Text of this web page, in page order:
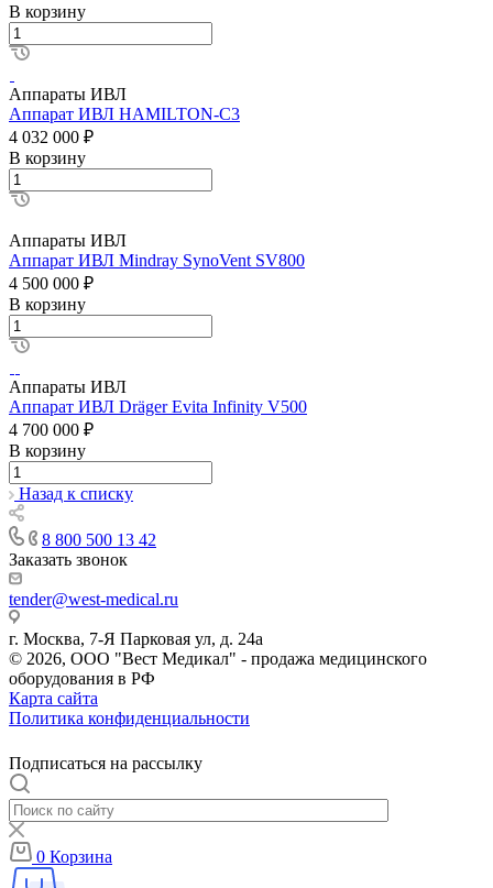
В корзину
Аппараты ИВЛ
Аппарат ИВЛ HAMILTON-C3
4 032 000 ₽
В корзину
Аппараты ИВЛ
Аппарат ИВЛ Mindray SynoVent SV800
4 500 000 ₽
В корзину
Аппараты ИВЛ
Аппарат ИВЛ Dräger Evita Infinity V500
4 700 000 ₽
В корзину
Назад к списку
8 800 500 13 42
Заказать звонок
tender@west-medical.ru
г. Москва, 7-Я Парковая ул, д. 24а
© 2026, ООО "Вест Медикал" - продажа медицинского
оборудования в РФ
Карта сайта
Политика конфиденциальности
Подписаться на рассылку
0 Корзина